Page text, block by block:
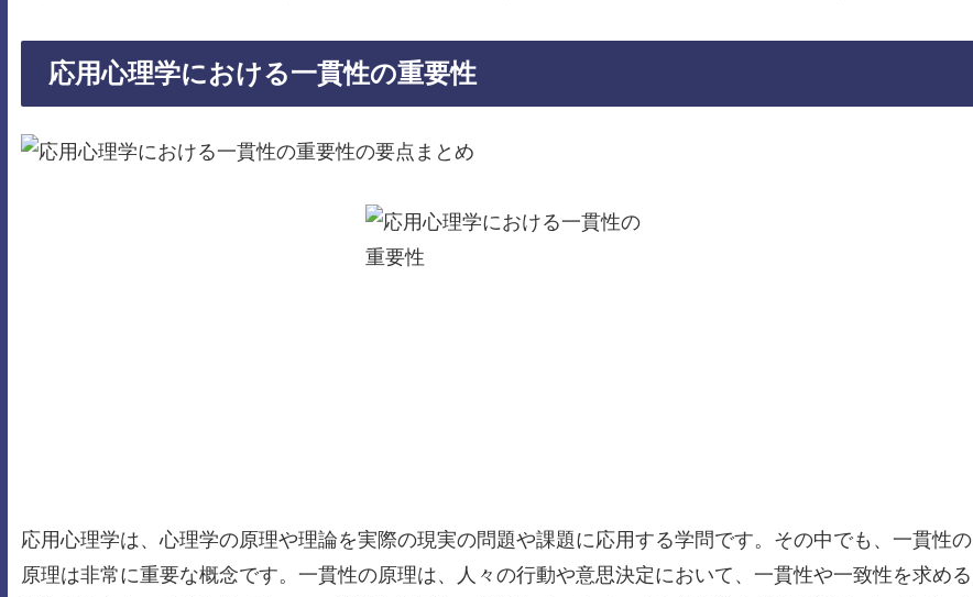
応用心理学における一貫性の重要性
応用心理学は、心理学の原理や理論を実際の現実の問題や課題に応用する学問です。その中でも、一貫性の
原理は非常に重要な概念です。一貫性の原理は、人々の行動や意思決定において、一貫性や一致性を求める